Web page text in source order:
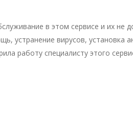
в этом сервисе и их не
устранение вирусов, установка
работу специалисту этого